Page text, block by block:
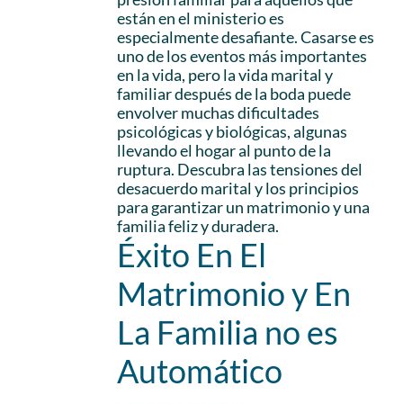
están en el ministerio es
especialmente desafiante. Casarse es
uno de los eventos más importantes
en la vida, pero la vida marital y
familiar después de la boda puede
envolver muchas dificultades
psicológicas y biológicas, algunas
llevando el hogar al punto de la
ruptura. Descubra las tensiones del
desacuerdo marital y los principios
para garantizar un matrimonio y una
familia feliz y duradera.
Éxito En El
Matrimonio y En
La Familia no es
Automático